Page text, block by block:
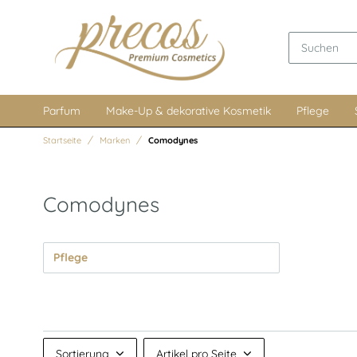
Parfum Make-Up & dekorative Kosmetik Pflege
Startseite Marken Comodynes
Comodynes
Pflege
Sortierung Artikel pro Seite